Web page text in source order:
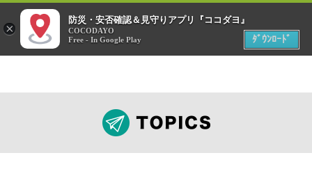
災害時
MENU
×
防災・安否確認＆見守りアプリ『ココダヨ』
COCODAYO
Free - In Google Play
ﾀﾞｳﾝﾛｰﾄﾞ